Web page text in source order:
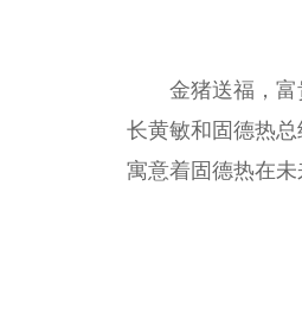
金猪送福，
长黄敏和固德热总
寓意着固德热在未